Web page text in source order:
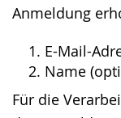
Anmeldung
E-Mail-
Name
Für die